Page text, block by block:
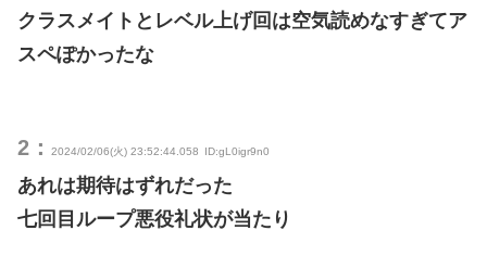
クラスメイトとレベル上げ回は空気読めなすぎてア
スペぽかったな
2： 2024/02/06(火) 23:52:44.058 ID:gL0igr9n0
あれは期待はずれだった
七回目ループ悪役礼状が当たり